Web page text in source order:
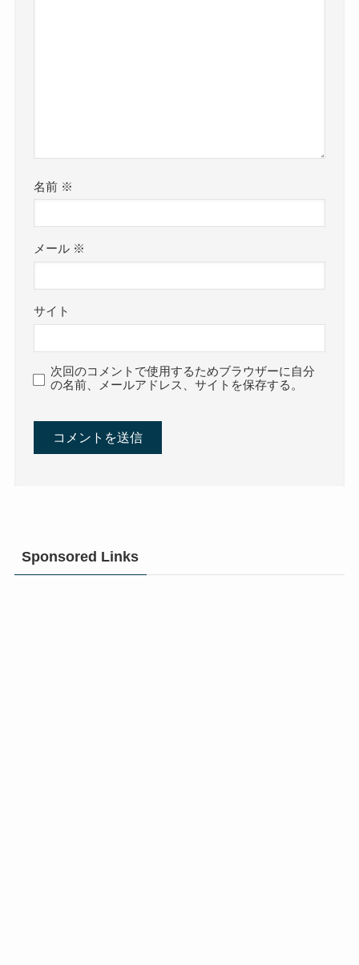
名前 ※
メール ※
サイト
次回のコメントで使用するためブラウザーに自分
の名前、メールアドレス、サイトを保存する。
Sponsored Links